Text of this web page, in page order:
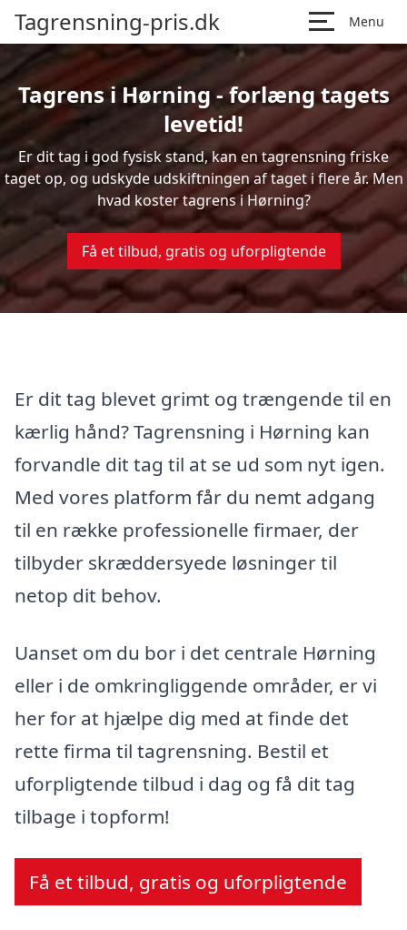
Tagrensning-pris.dk Menu
Tagrens i Hørning - forlæng tagets
levetid!
Er dit tag i god fysisk stand, kan en tagrensning friske
taget op, og udskyde udskiftningen af taget i flere år. Men
hvad koster tagrens i Hørning?
Få et tilbud, gratis og uforpligtende
Er dit tag blevet grimt og trængende til en
kærlig hånd? Tagrensning i Hørning kan
forvandle dit tag til at se ud som nyt igen.
Med vores platform får du nemt adgang
til en række professionelle firmaer, der
tilbyder skræddersyede løsninger til
netop dit behov.
Uanset om du bor i det centrale Hørning
eller i de omkringliggende områder, er vi
her for at hjælpe dig med at finde det
rette firma til tagrensning. Bestil et
uforpligtende tilbud i dag og få dit tag
tilbage i topform!
Få et tilbud, gratis og uforpligtende